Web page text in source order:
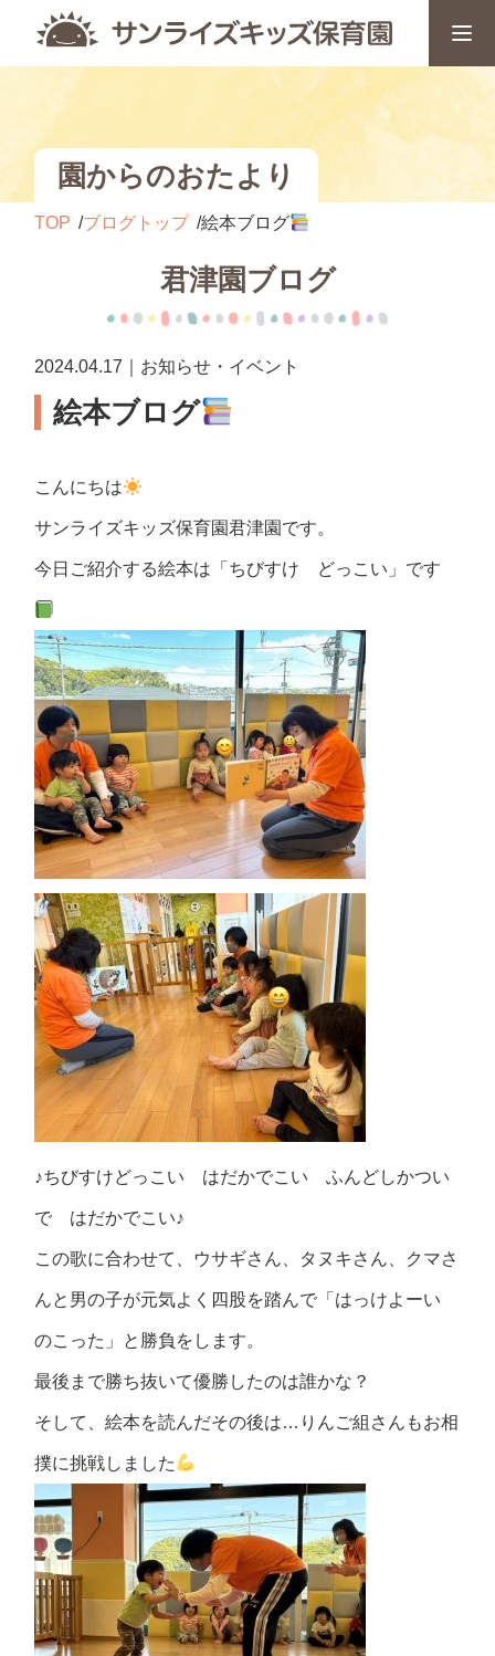
園からのおたより
TOP ブログトップ 絵本ブログ
君津園ブログ
2024.04.17｜お知らせ・イベント
絵本ブログ
こんにちは
サンライズキッズ保育園君津園です。
今日ご紹介する絵本は「ちびすけ どっこい」です
♪ちびすけどっこい はだかでこい ふんどしかつい
で はだかでこい♪
この歌に合わせて、ウサギさん、タヌキさん、クマさ
んと男の子が元気よく四股を踏んで「はっけよーい
のこった」と勝負をします。
最後まで勝ち抜いて優勝したのは誰かな？
そして、絵本を読んだその後は…りんご組さんもお相
撲に挑戦しました